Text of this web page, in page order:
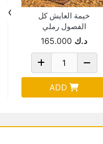
خيمة العايش كل
الفصول رملي
210*350 سم ALL
د.ك 165.000
ADD
›